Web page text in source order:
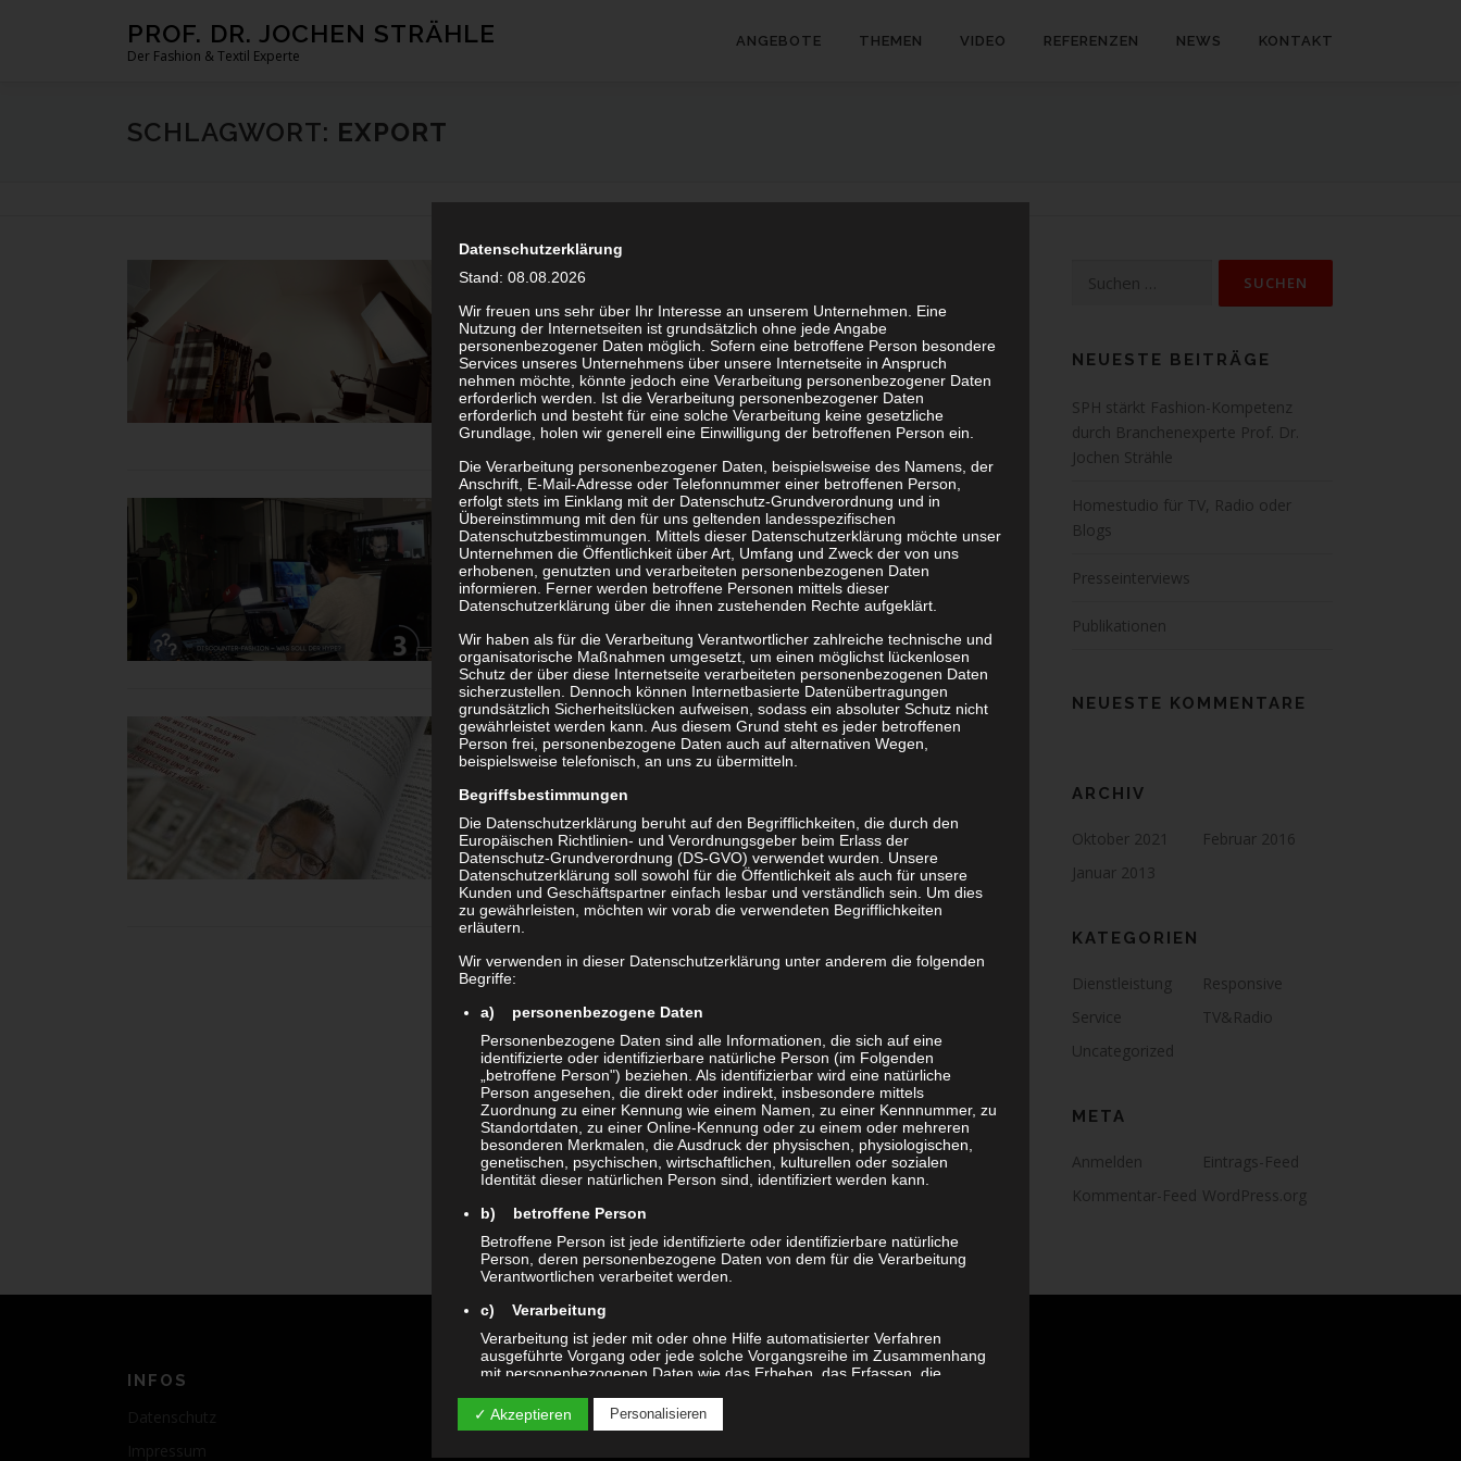
PROF. DR. JOCHEN STRÄHLE
Der Fashion & Textil Experte
ANGEBOTE THEMEN VIDEO REFERENZEN NEWS KONTAKT
SCHLAGWORT: EXPORT
DIENSTLEISTUNG
Homestudio für TV, Radio oder Blogs
Gerade in Coronazeiten sind Abstands- und Hygieneregeln einzuhalten.
Dies macht persönliche Interviews, Reisen oder Aufnahmen vor Ort
zeitintensiv und kompliziert. Gleichzeitig verlangt das Remotearbeiten
mit Studierenden für Vorlesungen oder Seminare …
RESPONSIVE
Presseinterviews
Verfolgen Sie aktuelle Pressemeldungen über Instagram
UNCATEGORIZED
Publikationen
Springer Singapore. ISBN: 978-981-10-5637-6 Strähle, J. (2017). Green
Fashion Retail |. Singapore: Springer Singapore. ISBN: 978-981-10-
2440-5 Strähle, J. (2015). Emotionalizing the …
Suchen nach:
NEUESTE BEITRÄGE
SPH stärkt Fashion-Kompetenz
durch Branchenexperte Prof. Dr.
Jochen Strähle
Homestudio für TV, Radio oder
Blogs
Presseinterviews
Publikationen
NEUESTE KOMMENTARE
ARCHIV
Oktober 2021
Februar 2016
Januar 2013
KATEGORIEN
Dienstleistung
Responsive
Service
TV&Radio
Uncategorized
META
Anmelden
Eintrags-Feed
Kommentar-Feed WordPress.org
INFOS
Datenschutzerklärung
Stand: 08.08.2026
Wir freuen uns sehr über Ihr Interesse an unserem Unternehmen. Eine
Nutzung der Internetseiten ist grundsätzlich ohne jede Angabe
personenbezogener Daten möglich. Sofern eine betroffene Person besondere
Services unseres Unternehmens über unsere Internetseite in Anspruch
nehmen möchte, könnte jedoch eine Verarbeitung personenbezogener Daten
erforderlich werden. Ist die Verarbeitung personenbezogener Daten
erforderlich und besteht für eine solche Verarbeitung keine gesetzliche
Grundlage, holen wir generell eine Einwilligung der betroffenen Person ein.
Die Verarbeitung personenbezogener Daten, beispielsweise des Namens, der
Anschrift, E-Mail-Adresse oder Telefonnummer einer betroffenen Person,
erfolgt stets im Einklang mit der Datenschutz-Grundverordnung und in
Übereinstimmung mit den für uns geltenden landesspezifischen
Datenschutzbestimmungen. Mittels dieser Datenschutzerklärung möchte unser
Unternehmen die Öffentlichkeit über Art, Umfang und Zweck der von uns
erhobenen, genutzten und verarbeiteten personenbezogenen Daten
informieren. Ferner werden betroffene Personen mittels dieser
Datenschutzerklärung über die ihnen zustehenden Rechte aufgeklärt.
Wir haben als für die Verarbeitung Verantwortlicher zahlreiche technische und
organisatorische Maßnahmen umgesetzt, um einen möglichst lückenlosen
Schutz der über diese Internetseite verarbeiteten personenbezogenen Daten
sicherzustellen. Dennoch können Internetbasierte Datenübertragungen
grundsätzlich Sicherheitslücken aufweisen, sodass ein absoluter Schutz nicht
gewährleistet werden kann. Aus diesem Grund steht es jeder betroffenen
Person frei, personenbezogene Daten auch auf alternativen Wegen,
beispielsweise telefonisch, an uns zu übermitteln.
Begriffsbestimmungen
Die Datenschutzerklärung beruht auf den Begrifflichkeiten, die durch den
Europäischen Richtlinien- und Verordnungsgeber beim Erlass der
Datenschutz-Grundverordnung (DS-GVO) verwendet wurden. Unsere
Datenschutzerklärung soll sowohl für die Öffentlichkeit als auch für unsere
Kunden und Geschäftspartner einfach lesbar und verständlich sein. Um dies
zu gewährleisten, möchten wir vorab die verwendeten Begrifflichkeiten
erläutern.
Wir verwenden in dieser Datenschutzerklärung unter anderem die folgenden
Begriffe:
a) personenbezogene Daten
Personenbezogene Daten sind alle Informationen, die sich auf eine
identifizierte oder identifizierbare natürliche Person (im Folgenden
„betroffene Person") beziehen. Als identifizierbar wird eine natürliche
Person angesehen, die direkt oder indirekt, insbesondere mittels
Zuordnung zu einer Kennung wie einem Namen, zu einer Kennnummer, zu
Standortdaten, zu einer Online-Kennung oder zu einem oder mehreren
besonderen Merkmalen, die Ausdruck der physischen, physiologischen,
genetischen, psychischen, wirtschaftlichen, kulturellen oder sozialen
Identität dieser natürlichen Person sind, identifiziert werden kann.
b) betroffene Person
Betroffene Person ist jede identifizierte oder identifizierbare natürliche
Person, deren personenbezogene Daten von dem für die Verarbeitung
Verantwortlichen verarbeitet werden.
c) Verarbeitung
Verarbeitung ist jeder mit oder ohne Hilfe automatisierter Verfahren
ausgeführte Vorgang oder jede solche Vorgangsreihe im Zusammenhang
mit personenbezogenen Daten wie das Erheben, das Erfassen, die
Veränderung, das Auslesen, das Abfragen, die Verwendung, die
Offenlegung durch Übermittlung, Verbreitung oder eine andere Form der
✓ Akzeptieren Personalisieren